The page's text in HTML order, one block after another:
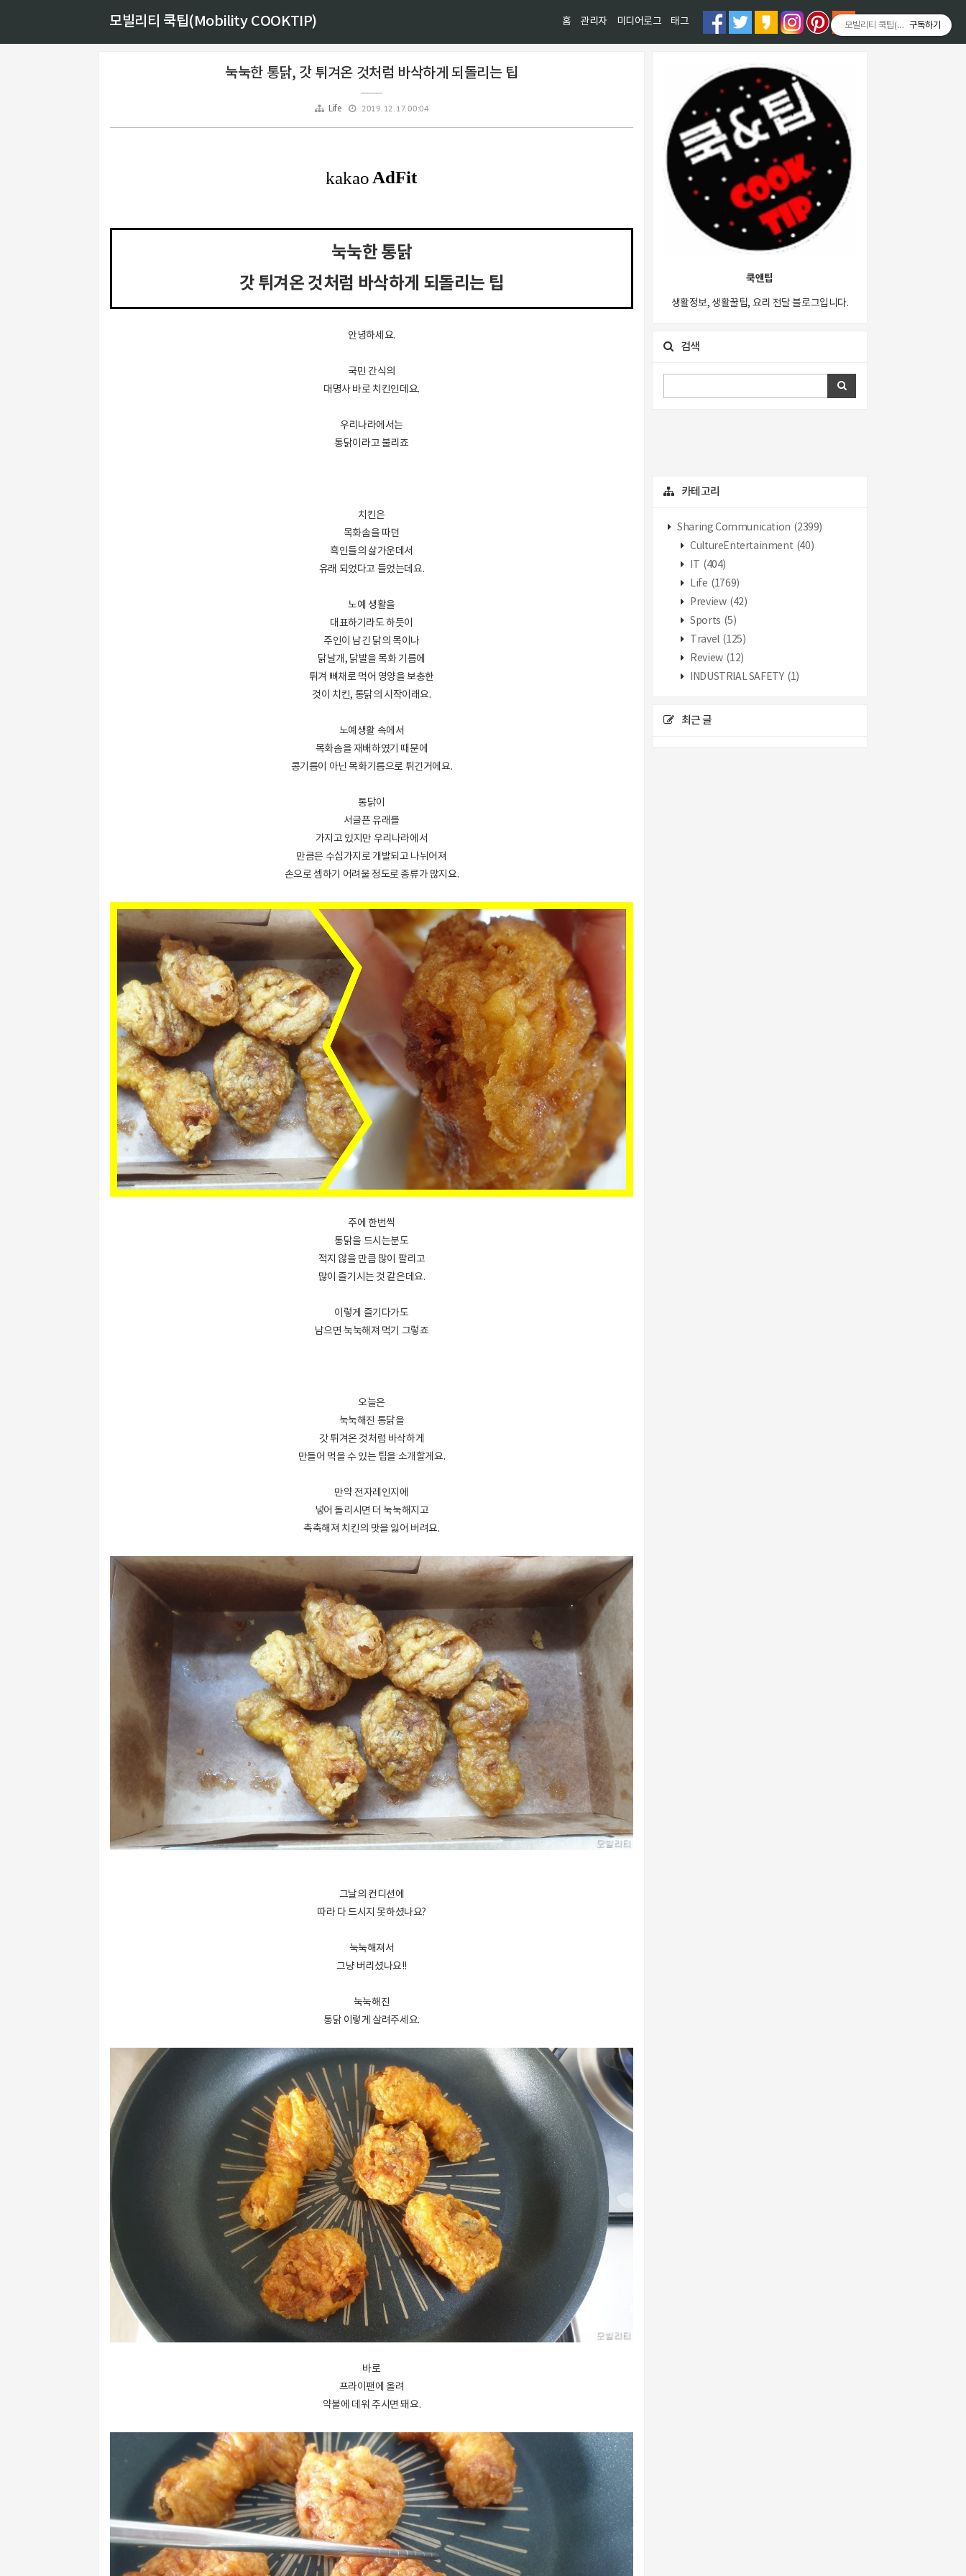
모빌리티 쿡팁(Mobility COOKTIP) 홈 관리자 미디어로그 태그
눅눅한 통닭, 갓 튀겨온 것처럼 바삭하게 되돌리는 팁
Life 2019. 12. 17. 00:04
눅눅한 통닭
갓 튀겨온 것처럼 바삭하게 되돌리는 팁
안녕하세요.
국민 간식의
대명사 바로 치킨인데요.
우리나라에서는
통닭이라고 불리죠
치킨은
목화솜을 따던
흑인들의 삶가운데서
유래 되었다고 들었는데요.
노예 생활을
대표하기라도 하듯이
주인이 남긴 닭의 목이나
닭날개, 닭발을 목화 기름에
튀겨 뼈채로 먹어 영양을 보충한
것이 치킨, 통닭의 시작이래요.
노예생활 속에서
목화솜을 재배하였기 때문에
콩기름이 아닌 목화기름으로 튀긴거에요.
통닭이
서글픈 유래를
가지고 있지만 우리나라에서
만큼은 수십가지로 개발되고 나뉘어져
손으로 셈하기 어려울 정도로 종류가 많지요.
주에 한번씩
통닭을 드시는분도
적지 않을 만큼 많이 팔리고
많이 즐기시는 것 같은데요.
이렇게 즐기다가도
남으면 눅눅해져 먹기 그렇죠
오늘은
눅눅해진 통닭을
갓 튀겨온 것처럼 바삭하게
만들어 먹을 수 있는 팁을 소개할게요.
만약 전자레인지에
넣어 돌리시면 더 눅눅해지고
축축해져 치킨의 맛을 잃어 버려요.
그날의 컨디션에
따라 다 드시지 못하셨나요?
눅눅해져서
그냥 버리셨나요!!
눅눅해진
통닭 이렇게 살려주세요.
바로
프라이팬에 올려
약불에 데워 주시면 돼요.
쿡앤팁
생활정보, 생활꿀팁, 요리 전달 블로그입니다.
검색
카테고리
Sharing Communication (2399)
CultureEntertainment (40)
(404)
Life (1769)
Preview (42)
Sports (5)
Travel (125)
Review (12)
INDUSTRIAL SAFETY (1)
최근 글
티스토리툴바
모빌리티 쿡팁(Mobility
구독하기